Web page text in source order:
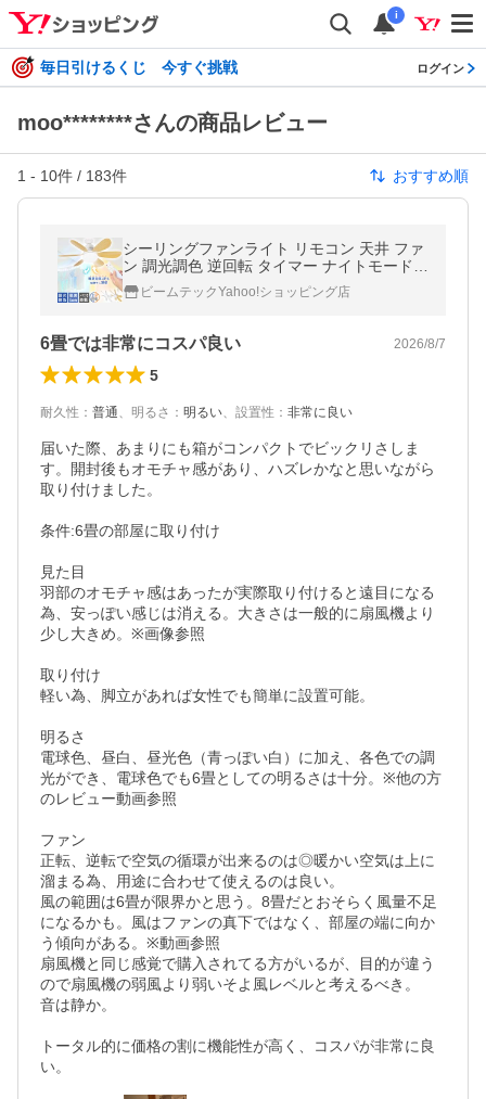
i
毎日引けるくじ 今すぐ挑戦 ログイン
moo********さんの商品レビュー
1 - 10件 / 183件 おすすめ順
シーリングファンライト リモコン 天井 ファ
ン 調光調色 逆回転 タイマー ナイトモード
シーリングライト シーリングファン LED 扇
風機 FANL-LUCE ビームテック
ビームテックYahoo!ショッピング店
6畳では非常にコスパ良い 2026/8/7
5
耐久性 ： 普通、 明るさ ： 明るい、 設置性 ： 非常に良い
届いた際、あまりにも箱がコンパクトでビックリさしま
す。開封後もオモチャ感があり、ハズレかなと思いながら
取り付けました。
条件:6畳の部屋に取り付け
見た目
羽部のオモチャ感はあったが実際取り付けると遠目になる
為、安っぽい感じは消える。大きさは一般的に扇風機より
少し大きめ。※画像参照
取り付け
軽い為、脚立があれば女性でも簡単に設置可能。
明るさ
電球色、昼白、昼光色（青っぽい白）に加え、各色での調
光ができ、電球色でも6畳としての明るさは十分。※他の方
のレビュー動画参照
ファン
正転、逆転で空気の循環が出来るのは◎暖かい空気は上に
溜まる為、用途に合わせて使えるのは良い。
風の範囲は6畳が限界かと思う。8畳だとおそらく風量不足
になるかも。風はファンの真下ではなく、部屋の端に向か
う傾向がある。※動画参照
扇風機と同じ感覚で購入されてる方がいるが、目的が違う
ので扇風機の弱風より弱いそよ風レベルと考えるべき。
音は静か。
トータル的に価格の割に機能性が高く、コスパが非常に良
い。